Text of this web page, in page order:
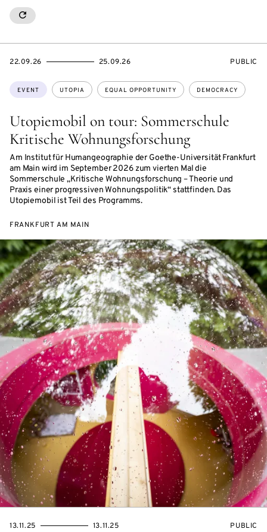
RESETALL
Utopiemobil on tour: Sommerschule
Kritische Wohnungsforschung
Am Institut für Humangeographie der Goethe-Universität Frankfurt
am Main wird im September 2026 zum vierten Mal die
Sommerschule „Kritische Wohnungsforschung – Theorie und
Praxis einer progressiven Wohnungspolitik“ stattfinden. Das
Utopiemobil ist Teil des Programms.
Topics:
EVENT UTOPIA EQUAL OPPORTUNITY DEMOCRACY
STARTS
22.09.26
ENDS
25.09.26
EVENT
PUBLIC
FRANKFURT AM MAIN
STARTS
13.11.25
ENDS
13.11.25
EVENT
PUBLIC